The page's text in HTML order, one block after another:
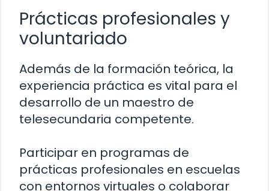
Prácticas profesionales y
voluntariado
Además de la formación teórica, la
experiencia práctica es vital para el
desarrollo de un maestro de
telesecundaria competente.
Participar en programas de
prácticas profesionales en escuelas
con entornos virtuales o colaborar